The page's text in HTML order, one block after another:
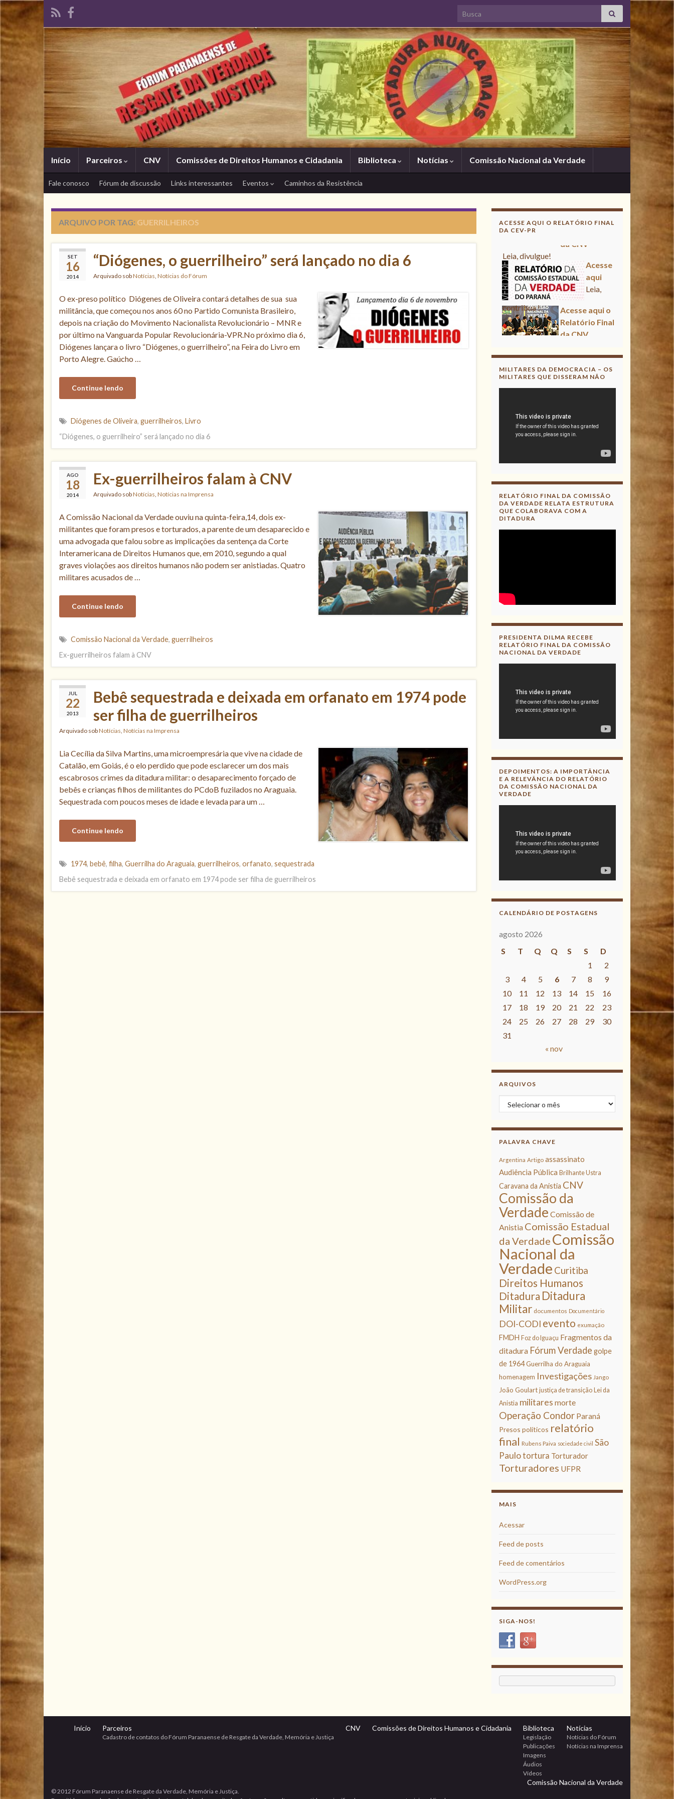
Search for:
Início Parceiros CNV Comissões de Direitos Humanos e Cidadania Biblioteca Notícias Comissão Nacional da Verdade
Fale conosco Fórum de discussão Links interessantes Eventos Caminhos da Resistência
ARQUIVO POR TAG: GUERRILHEIROS
SET
16
2014
“Diógenes, o guerrilheiro” será lançado no dia 6
Arquivado sobNotícias, Notícias do Fórum
O ex-preso político Diógenes de Oliveira contará detalhes de sua sua
militância, que começou nos anos 60 no Partido Comunista Brasileiro,
depois na criação do Movimento Nacionalista Revolucionário – MNR e
por último na Vanguarda Popular Revolucionária-VPR.No próximo dia 6,
Diógenes lançara o livro “Diógenes, o guerrilheiro”, na Feira do Livro em
Porto Alegre. Gaúcho …
Continue lendo
Diógenes de Oliveira, guerrilheiros, Livro
“Diógenes, o guerrilheiro” será lançado no dia 6
AGO
18
2014
Ex-guerrilheiros falam à CNV
Arquivado sobNotícias, Notícias na Imprensa
A Comissão Nacional da Verdade ouviu na quinta-feira,14, dois ex-
militantes que foram presos e torturados, a parente de um desaparecido e
uma advogada que falou sobre as implicações da sentença da Corte
Interamericana de Direitos Humanos que, em 2010, segundo a qual
graves violações aos direitos humanos não podem ser anistiadas. Quatro
militares acusados de …
Continue lendo
Comissão Nacional da Verdade, guerrilheiros
Ex-guerrilheiros falam à CNV
JUL
22
2013
Bebê sequestrada e deixada em orfanato em 1974 pode
ser filha de guerrilheiros
Arquivado sobNotícias, Notícias na Imprensa
Lia Cecília da Silva Martins, uma microempresária que vive na cidade de
Catalão, em Goiás, é o elo perdido que pode esclarecer um dos mais
escabrosos crimes da ditadura militar: o desaparecimento forçado de
bebês e crianças filhos de militantes do PCdoB fuzilados no Araguaia.
Sequestrada com poucos meses de idade e levada para um …
Continue lendo
1974, bebê, filha, Guerrilha do Araguaia, guerrilheiros, orfanato, sequestrada
Bebê sequestrada e deixada em orfanato em 1974 pode ser filha de guerrilheiros
ACESSE AQUI O RELATÓRIO FINAL
DA CEV-PR
Acesse aqui
Leia, contribua !
Acesse aqui o Relatório Final
da CNV
Leia, divulgue!
Leia, contribua !
MILITARES DA DEMOCRACIA – OS
MILITARES QUE DISSERAM NÃO
RELATÓRIO FINAL DA COMISSÃO
DA VERDADE RELATA ESTRUTURA
QUE COLABORAVA COM A
DITADURA
PRESIDENTA DILMA RECEBE
RELATÓRIO FINAL DA COMISSÃO
NACIONAL DA VERDADE
DEPOIMENTOS: A IMPORTÂNCIA
E A RELEVÂNCIA DO RELATÓRIO
DA COMISSÃO NACIONAL DA
VERDADE
CALENDÁRIO DE POSTAGENS
agosto 2026
S
T Q Q S S
D
1
2
3
4 5 6 7 8
9
10
11 12 13 14 15
16
17
18 19 20 21 22
23
24
25 26 27 28 29
30
31
« nov
ARQUIVOS
Arquivos
PALAVRA CHAVE
Argentina Artigo assassinato
Audiência Pública Brilhante Ustra
Caravana da Anistia CNV
Comissão da
Verdade Comissão de
Anistia Comissão Estadual
da Verdade Comissão
Nacional da
Verdade Curitiba
Direitos Humanos
Ditadura Ditadura
Militar documentos Documentário
DOI-CODI evento exumação
FMDH Foz do Iguaçu Fragmentos da
ditadura Fórum Verdade golpe
de 1964 Guerrilha do Araguaia
homenagem Investigações Jango
João Goulart justiça de transição Lei da
Anistia militares morte
Operação Condor Paraná
Presos políticos relatório
final Rubens Paiva sociedade civil São
Paulotortura Torturador
Torturadores UFPR
MAIS
Acessar
Feed de posts
Feed de comentários
WordPress.org
SIGA-NOS!
Início Parceiros
Cadastro de contatos do Fórum Paranaense de Resgate da Verdade, Memória e Justiça
CNV Comissões de Direitos Humanos e Cidadania Biblioteca
Legislação
Publicações
Imagens
Áudios
Vídeos
Notícias
Notícias do Fórum
Notícias na Imprensa
Comissão Nacional da Verdade
© 2012 Fórum Paranaense de Resgate da Verdade, Memória e Justiça.